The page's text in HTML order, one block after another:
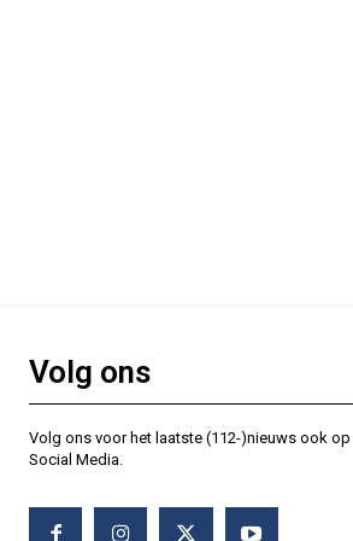
Volg ons
Volg ons voor het laatste (112-)nieuws ook op
Social Media.